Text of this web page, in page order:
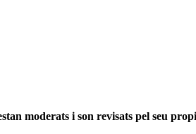
moderats i son revisats pel seu